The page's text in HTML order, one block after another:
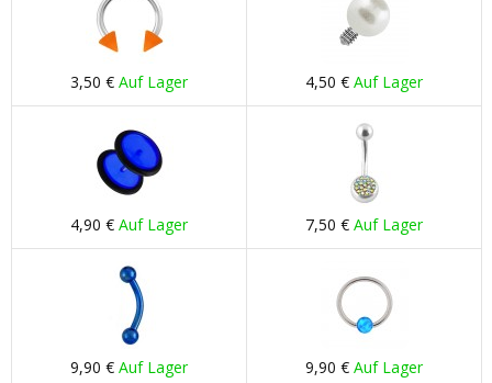
3,50 € Auf Lager 4,50 € Auf Lager
4,90 € Auf Lager 7,50 € Auf Lager
9,90 € Auf Lager 9,90 € Auf Lager